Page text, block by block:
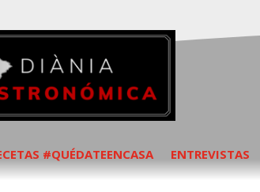
#QUÉDATEENCASA ENTREVISTAS